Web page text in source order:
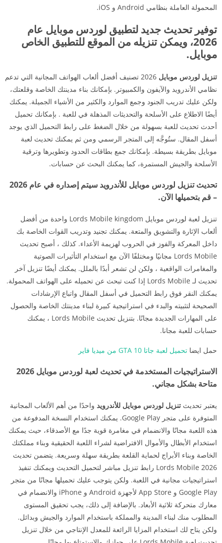
المحمولة العاملة بنظامي Android و iOS.
توفير تحديث جديد لتطبيق لوردس موبايل عام
2026، ويمكن تنزيله من الموقع للتطبيق الخاص
موبايل.
تنزيل لوردس موبايل
2026 تصنيف أفضل ألعاب الهواتف المجانية التي تدعم
نظامي الأندرويد والآيفون والكمبيوتر. بإمكانك بناء مدينتك الخاصة وقلعتك،
ولكن عليك تدريب الجنود وجمع الموارد والكثير من الأشياء الجميلة. يمكنك
أيضًا الاطلاع على الأسلحة والتحديثات المذهلة في للعبة . بإمكانك تحميل
أحدث تحديث للعبة بسهولة من خلال الضغط على رابط التحميل الذي يوجد
أسفل المقال. ستُوجَّه إلى المتجر الرسمي ومن ثم يمكنك تحديث لعبة
موبايل بطريقة بسيطة. بإمكانك جمع بطاقات الحدود وتطويرها وترقية
الأسلحة والجيش المستمرة، كما يمكنك البحث عن حسابات.
تحديث تنزيل لوردس موبايل للأندرويد سيتم إصداره في عام 2026
– قم بتحميلها الآن.
تنزيل لعبة لوردس موبايل Lords Mobile kingdom واحدة من أفضل
ألعاب الإثارة والتشويق والمتعة. يمكنك تجنيد وتدريب القوات الخاصة بك
داخل المعركة والفوز في الحروب لهزيمة الأعداء. كذلك ، أصبح تحديث
Lords Mobile مجانيًا ومختلفًا الآن مع استخدام التأثيرات الصوتية
والمغامرات الواقعية ، ولكن لن تشعر أبدًا بالملل. يمكنك أيضًا تنزيل آخر
تحديث لـ Lords Mobile إذا كنت تبحث عن تحميله على الهواتف المحمولة.
يمكنك النقر فوق رابط التحميل في أسفل المقال واتباع الإرشادات
الصحيحة لتثبيته والبدء في استراتيجية كبيرة لبناء مدينتك الخاصة والحصول
على المهارات الجديدة مجانًا. بتنزيل تحديث Lords Mobile ، يمكنك
حسابات للعبة مجانا.
حمل ايضا تحميل لعبة جاتا 10 GTA من ميديا فاير
الاستراتيجيات المستخدمة في تحديث لعبة لوردس موبايل 2026
متاحة بشكل مجاني.
يعتبر تحديث تنزيل لوردس موبايل للأندرويد واحدًا من أهم الألعاب المجانية
المتوفرة على متجر Google Play. يمكنك استخدام النسخة المدفوعة من
هذه اللعبة مجانًا والانضمام في مغامرة قوية جدًا مع الأصدقاء، حيث يمكنك
استخدام الأبطال والأموال الافتراضية لشراء اللعبة الحقيقية وبناء مملكتك
الخاصة وبناء الأبراج لحماية القلعة بطريقة سهلة وسريعة. يتضمن تحديث
Lords Mobile 2026 رابط تنزيل مباشر لتحميل التحديث ويمكنك تنفيذ
استراتيجيات مجانية في اللعبة. ولكن يتوجب عليك تحميلها مجانًا من متجر
Google Play و App Store لأجهزة Android و iPhone والانضمام في
معارك متحركة ثلاثية الأبعاد. بالإضافة إلى ذلك، يجب تحقيق المستوى
المطلوب منك لبناء المدينة والمملكة باستخدام الموارد والجيش وبدائل.
ولكن يتاح لك استخدام المزايا الرائعة للمعدل الإنتاجي من خلال تنزيل